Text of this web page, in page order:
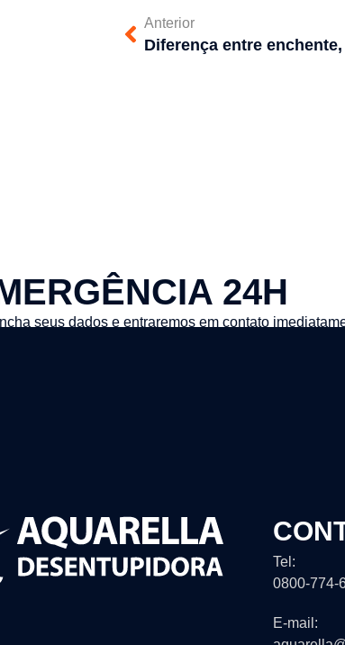
Anterior
24H
seus dados e entraremos em contato
Tel:
0800-774-
E-mail: